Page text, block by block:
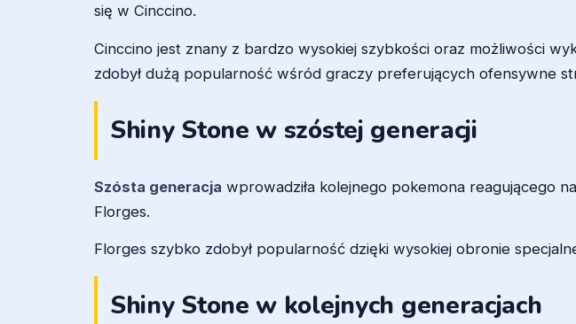
się w Cinccino.
Cinccino jest znany z bardzo wysokiej szybkości oraz możliwości
zdobył dużą popularność wśród graczy preferujących ofensywne
Shiny Stone w szóstej generacji
Szósta generacja wprowadziła kolejnego pokemona reagującego
Florges.
Florges szybko zdobył popularność dzięki wysokiej obronie
Shiny Stone w kolejnych generacjach